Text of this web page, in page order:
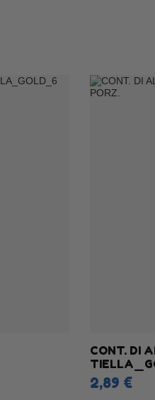
CONT. DI
2,89 €